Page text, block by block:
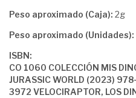
Peso aproximado (Caja): 2g
Peso aproximado (Unidades):
ISBN:
CO 1060 COLECCIÓN MIS
JURASSIC WORLD (2023)
3972 VELOCIRAPTOR, LOS